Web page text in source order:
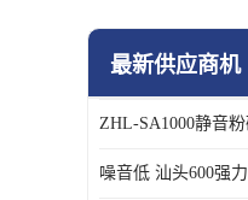
强力粉碎机
最新供应商机